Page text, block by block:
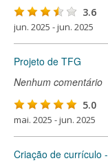
3.6
jun. 2025 - jun. 2025
Projeto de TFG
Nenhum comentário
5.0
mai. 2025 - jun. 2025
Criação de currículo